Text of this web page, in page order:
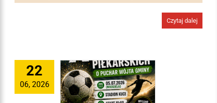
Czytaj dalej
22
06, 2026